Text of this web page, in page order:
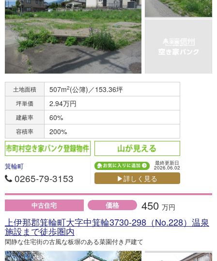
土地面積 507m2(公簿)／153.36坪
坪単価 2.94万円
建蔽率 60%
容積率 200%
箕輪町
0265-79-3153
最終更新日
2026.06.02
▶詳しく見る
中古住宅 価格 450 万円
上伊那郡箕輪町大字中箕輪3730-298（No.228）温泉
施設まで徒歩圏内
閑静な住宅街の古風な板塀のある菜園付き戸建て